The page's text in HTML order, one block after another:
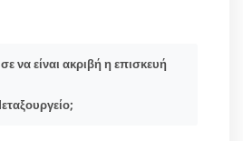
να είναι ακριβή η επισκευή